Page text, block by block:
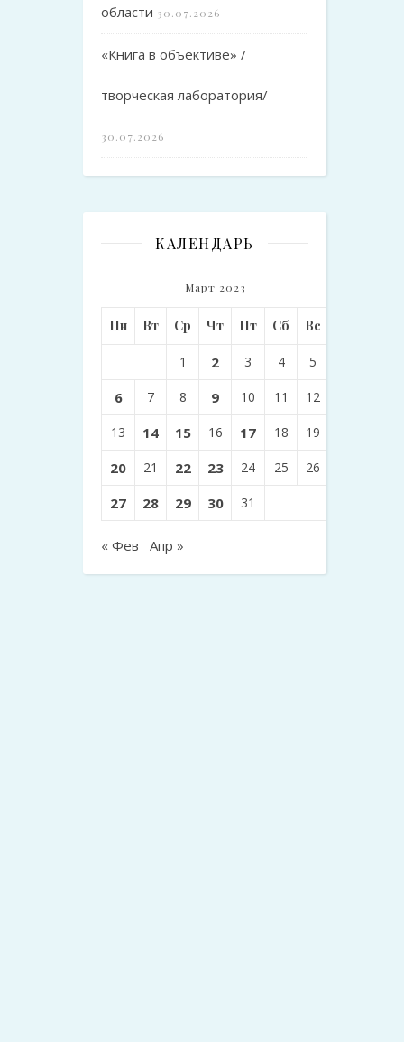
области 30.07.2026
«Книга в объективе» /
творческая лаборатория/
30.07.2026
КАЛЕНДАРЬ
Март 2023
Пн Вт Ср Чт Пт Сб Вс
1 2 3 4 5
6 7 8 9 10 11 12
13 14 15 16 17 18 19
20 21 22 23 24 25 26
27 28 29 30 31
« Фев Апр »